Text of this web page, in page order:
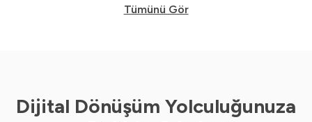
Tümünü Gör
Dijital Dönüşüm Yolculuğunuza